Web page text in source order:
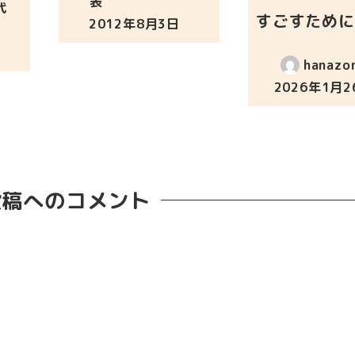
投稿日
2012年8月3日
すごすため
投稿日
2026年1月
へのコメント